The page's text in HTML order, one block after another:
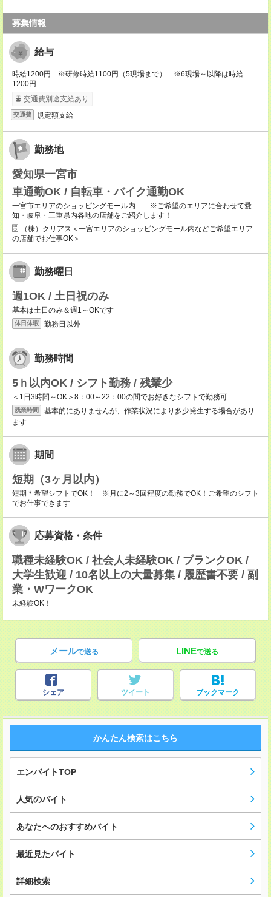
募集情報
給与
時給1200円 ※研修時給1100円（5現場まで） ※6現場～以降は時給
1200円
交通費別途支給あり
交通費 規定額支給
勤務地
愛知県一宮市
車通勤OK / 自転車・バイク通勤OK
一宮市エリアのショッピングモール内 ※ご希望のエリアに合わせて愛
知・岐阜・三重県内各地の店舗をご紹介します！
（株）クリアス＜一宮エリアのショッピングモール内などご希望エリア
の店舗でお仕事OK＞
勤務曜日
週1OK / 土日祝のみ
基本は土日のみ＆週1～OKです
休日休暇 勤務日以外
勤務時間
5ｈ以内OK / シフト勤務 / 残業少
＜1日3時間～OK＞8：00～22：00の間でお好きなシフトで勤務可
残業時間
基本的にありませんが、作業状況により多少発生する場合があり
ます
期間
短期（3ヶ月以内）
短期＊希望シフトでOK！ ※月に2～3回程度の勤務でOK！ご希望のシフト
でお仕事できます
応募資格・条件
職種未経験OK / 社会人未経験OK / ブランクOK /
大学生歓迎 / 10名以上の大量募集 / 履歴書不要 / 副
業・WワークOK
未経験OK！
メールで送る LINEで送る
シェア ツイート ブックマーク
かんたん検索はこちら
エンバイトTOP
人気のバイト
あなたへのおすすめバイト
最近見たバイト
詳細検索